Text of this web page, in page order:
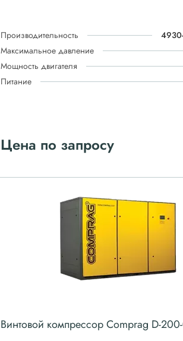
Производительность
Максимальное давление
Мощность двигателя
Питание
Цена по запросу
Винтовой компрессор Comprag D-